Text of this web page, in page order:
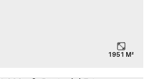
1951 M²